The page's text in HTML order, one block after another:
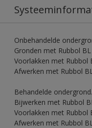
Onbehandelde
Gronden met Rubbol
Voorlakken met Rubbol
Afwerken met Rubbol
Behandelde ondergrond.
Bijwerken met Rubbol
Voorlakken met Rubbol
Afwerken met Rubbol